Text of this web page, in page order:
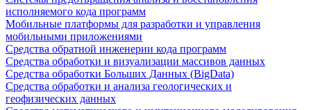
исполняемого кода программ
Мобильные платформы для разработки и управления
мобильными приложениями
Средства обратной инженерии кода программ
Средства обработки и визуализации массивов данных
Средства обработки Больших Данных (BigData)
Средства обработки и анализа геологических и
геофизических данных